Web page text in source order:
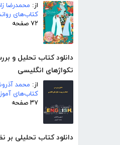
از: محمدرضا
کتاب‌های
۷۲ صفحه
دانلود کتاب تحلیل و
تکواژهای انگلیسی
از: محمد
کتاب‌های
۳۷ صفحه
دانلود کتاب تحلیلی بر